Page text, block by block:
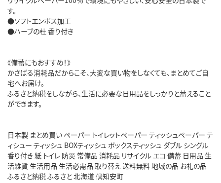
す。
●ソフトエンボス加工
●ハーブの杜 香り付き
《備蓄にもおすすめ！》
かさばる消耗品だからこそ、大変な買い物をしなくても、まとめてご自
宅へお届け。
ふるさと納税をしながら、生活に必要な日用品をしっかりと蓄えること
ができます。
日本製 まとめ買い ペーパー トイレットペーパー ティッシュペーパー テ
ィシュー ティッシュ BOXティッシュ ボックスティッシュ ダブル シングル
香り付き 紙 トイレ 防災 常備品 消耗品 リサイクル エコ 備蓄 日用品 生
活雑貨 生活用品 生活必需品 取り替え 送料無料 地域の品 お礼の品
ふるさと納税 ふるさと 北海道 倶知安町